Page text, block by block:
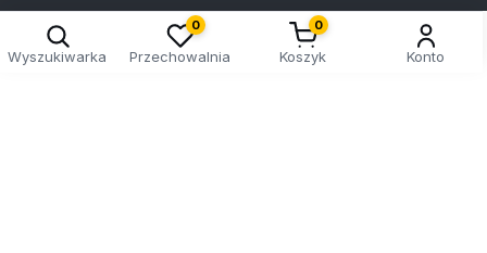
Wyszukiwarka
0
Przechowalnia
0
Koszyk Konto